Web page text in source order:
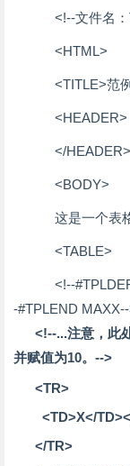
<!--文件名：
<HTML>
<TITLE>范
<HEADER>
</HEADER>
<BODY>
这是一个表
<TABLE>
<!--
-#TPLEND
<!--...注意，此处
并赋值为10。-->
<TR>
<TD>X</
</TR>